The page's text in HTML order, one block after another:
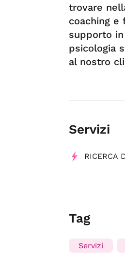
trovare
coaching e
supporto
psicologia
al nostro
Servizi
RICERCA
Tag
Servizi